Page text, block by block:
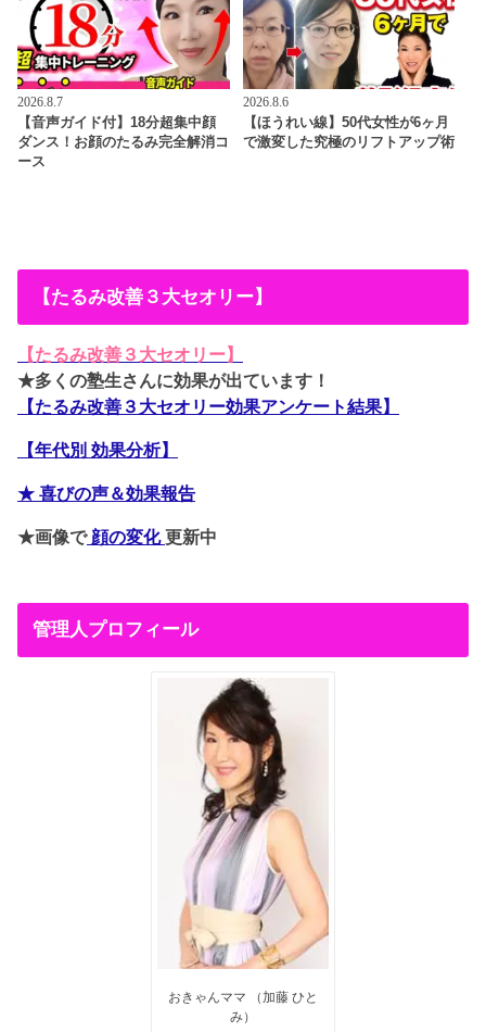
2026.8.7
【音声ガイド付】18分超集中顔
ダンス！お顔のたるみ完全解消コ
ース
2026.8.6
【ほうれい線】50代女性が6ヶ月
で激変した究極のリフトアップ術
【たるみ改善３大セオリー】
【たるみ改善３大セオリー】
★多くの塾生さんに効果が出ています！
【たるみ改善３大セオリー効果アンケート結果】
【年代別 効果分析】
★ 喜びの声＆効果報告
★画像で顔の変化更新中
管理人プロフィール
おきゃんママ （加藤 ひと
み）